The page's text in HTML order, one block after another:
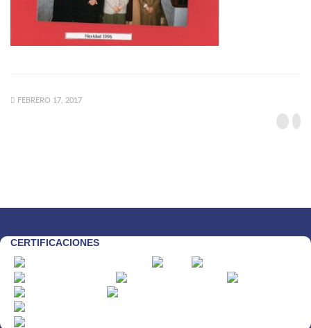
FEBRERO 17, 2017
CERTIFICACIONES